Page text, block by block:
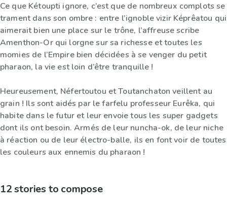
Ce que Kétoupti ignore, c’est que de nombreux complots se
trament dans son ombre : entre l’ignoble vizir Képrêatou qui
aimerait bien une place sur le trône, l’affreuse scribe
Amenthon-Or qui lorgne sur sa richesse et toutes les
momies de l’Empire bien décidées à se venger du petit
pharaon, la vie est loin d’être tranquille !
Heureusement, Néfertoutou et Toutanchaton veillent au
grain ! Ils sont aidés par le farfelu professeur Eurêka, qui
habite dans le futur et leur envoie tous les super gadgets
dont ils ont besoin. Armés de leur nuncha-ok, de leur niche
à réaction ou de leur électro-balle, ils en font voir de toutes
les couleurs aux ennemis du pharaon !
12 stories to compose